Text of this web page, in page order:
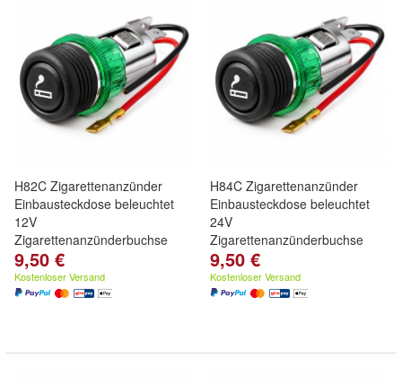
H82C Zigarettenanzünder
Einbausteckdose beleuchtet
12V
Zigarettenanzünderbuchse
9,50 €
Kostenloser Versand
H84C Zigarettenanzünder
Einbausteckdose beleuchtet
24V
Zigarettenanzünderbuchse
9,50 €
Kostenloser Versand